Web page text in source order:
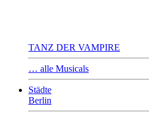
TANZ DER VAMPIRE
… alle Musicals
Städte
Berlin